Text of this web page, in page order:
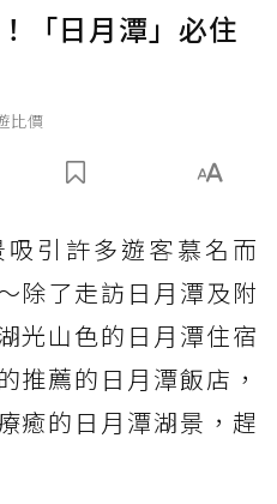
「日月潭」必住
比價
引許多遊客慕名而
除了走訪日月潭及附
光山色的日月潭住宿
推薦的日月潭飯店，
癒的日月潭湖景，趕